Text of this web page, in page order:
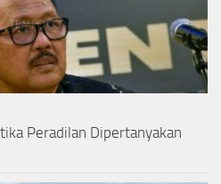
Peradilan Dipertanyakan